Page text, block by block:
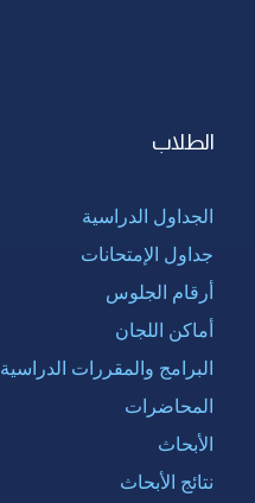
الطلاب
الجداول الدراسية
جداول الإمتحانات
أرقام الجلوس
أماكن اللجان
البرامج والمقررات الدراسية
المحاضرات
الأبحاث
نتائج الأبحاث